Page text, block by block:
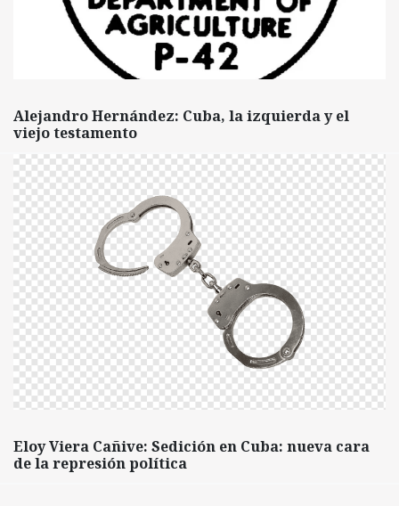
Alejandro Hernández: Cuba, la izquierda y el
viejo testamento
Eloy Viera Cañive: Sedición en Cuba: nueva cara
de la represión política